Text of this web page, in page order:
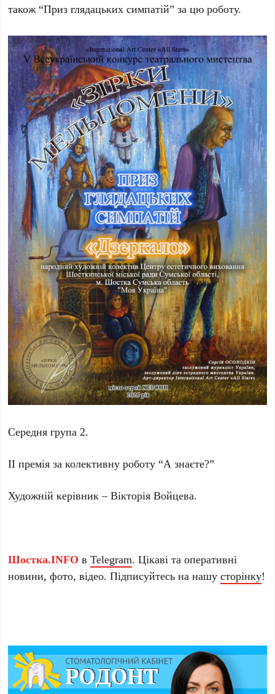
також “Приз глядацьких симпатій” за цю роботу.
Середня група 2.
ІІ премія за колективну роботу “А знаєте?”
Художній керівник – Вікторія Войцева.
Шостка.INFO вTelegram. Цікаві та оперативні
новини, фото, відео. Підписуйтесь на нашусторінку!